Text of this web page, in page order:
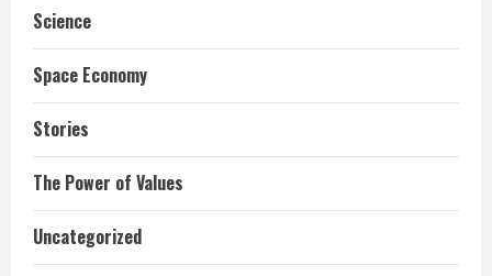
Science
Space Economy
Stories
The Power of Values
Uncategorized